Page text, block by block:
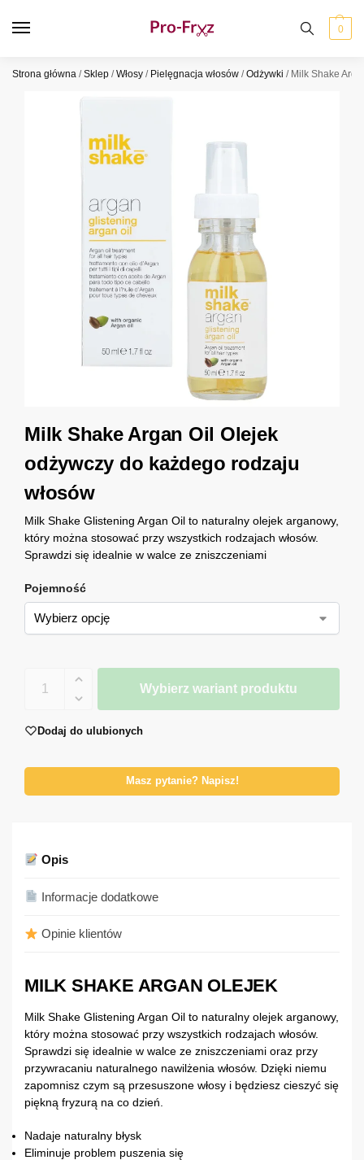
0
Strona główna /Sklep /Włosy / Pielęgnacja włosów /Odżywki / Milk Shake
Milk Shake Argan Oil Olejek
odżywczy do każdego rodzaju
włosów
Milk Shake Glistening Argan Oil to naturalny olejek arganowy,
który można stosować przy wszystkich rodzajach włosów.
Sprawdzi się idealnie w walce ze zniszczeniami
Pojemność
Wybierz wariant produktu
Dodaj do ulubionych
Masz pytanie? Napisz!
Opis
Informacje dodatkowe
Opinie klientów
MILK SHAKE ARGAN OLEJEK
Milk Shake Glistening Argan Oil to naturalny olejek arganowy,
który można stosować przy wszystkich rodzajach włosów.
Sprawdzi się idealnie w walce ze zniszczeniami oraz przy
przywracaniu naturalnego nawilżenia włosów. Dzięki niemu
zapomnisz czym są przesuszone włosy i będziesz cieszyć się
piękną fryzurą na co dzień.
Nadaje naturalny błysk
Eliminuje problem puszenia się